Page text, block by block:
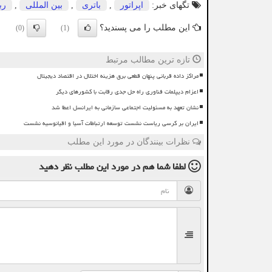
تگهای خبر: اپراتور , باتری , بین المللی ,
این مطلب را می پسندید؟ (1)
(0)
تازه ترین مطالب مرتبط
مراکز داده قربانی پنهان قطعی برق هزینه اختلال در اقتصاد دیجیتال
اعزام دیپلمات فناوری راه حل جدی رقابت با کشورهای دیگر
نشان تعهد به مسئولیت اجتماعی سازمانی به ایرانسل اعطا شد
ایران بر کرسی ریاست نشست توسعه ارتباطات آسیا و اقیانوسیه نشست
نظرات بینندگان در مورد این مطلب
لطفا شما همدر مورد این مطلبنظر دهید